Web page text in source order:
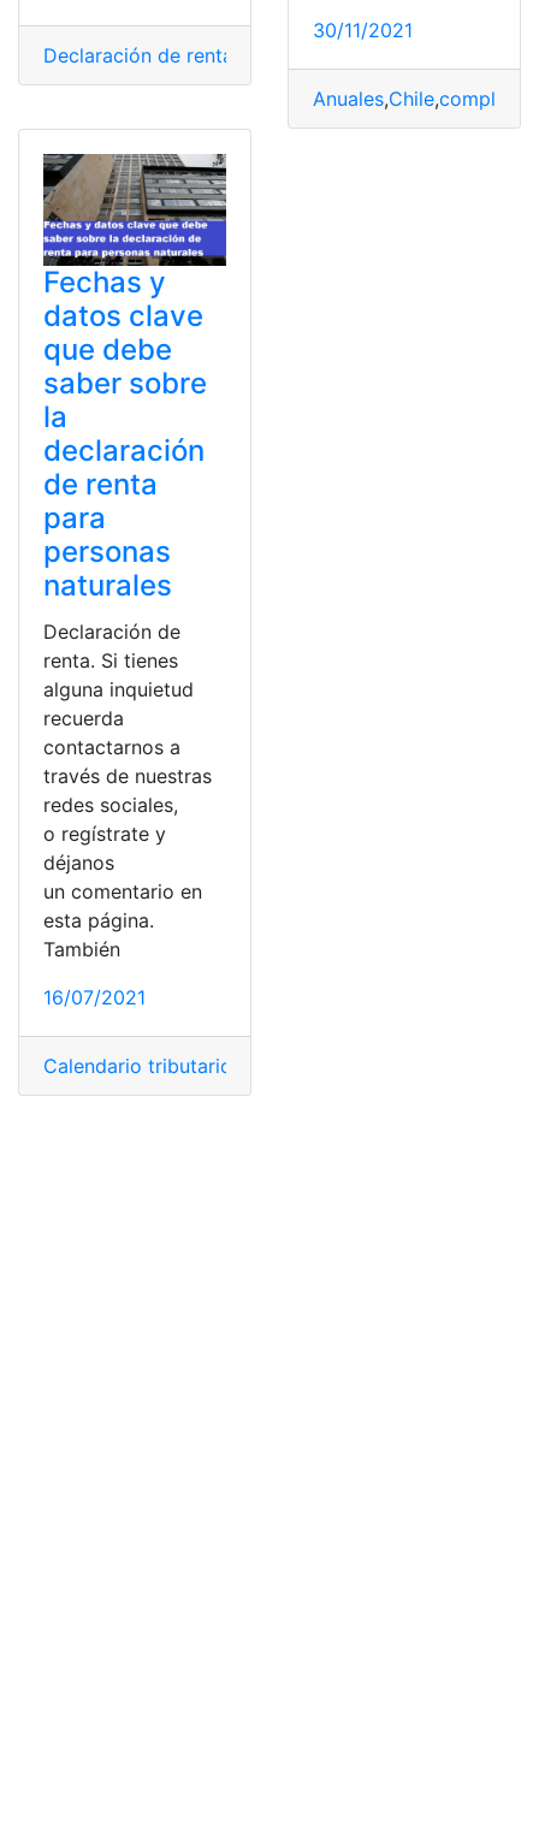
Declaración de renta
30/11/2021
Anuales,Chile,completar
Fechas y
datos clave
que debe
saber sobre
la
declaración
de renta
para
personas
naturales
Declaración de
renta. Si tienes
alguna inquietud
recuerda
contactarnos a
través de nuestras
redes sociales,
o regístrate y
déjanos
un comentario en
esta página.
También
16/07/2021
Calendario tributario